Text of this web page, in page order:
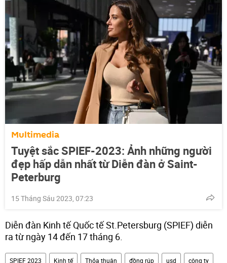
Multimedia
Tuyệt sắc SPIEF-2023: Ảnh những người
đẹp hấp dẫn nhất từ Diễn đàn ở Saint-
Peterburg
15 Tháng Sáu 2023, 07:23
Diễn đàn Kinh tế Quốc tế St.Petersburg (SPIEF) diễn
ra từ ngày 14 đến 17 tháng 6.
SPIEF 2023 Kinh tế Thỏa thuận đồng rúp usd công ty